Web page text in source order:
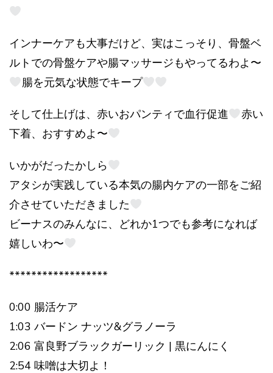
インナーケアも大事だけど、実はこっそり、骨盤ベ
ルトでの骨盤ケアや腸マッサージもやってるわよ〜
腸を元気な状態でキープ
そして仕上げは、赤いおパンティで血行促進
赤い
下着、おすすめよ〜
いかがだったかしら
アタシが実践している本気の腸内ケアの一部をご紹
介させていただきました
ビーナスのみんなに、どれか1つでも参考になれば
嬉しいわ〜
******************
0:00 腸活ケア
1:03 バードン ナッツ&グラノーラ
2:06 富良野ブラックガーリック | 黒にんにく
2:54 味噌は大切よ！